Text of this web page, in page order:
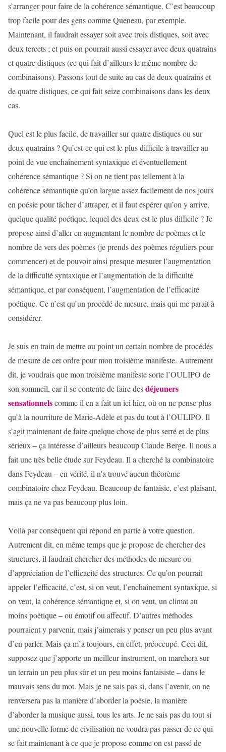
s’arranger pour faire de la cohérence sémantique. C’est beaucoup
trop facile pour des gens comme Queneau, par exemple.
Maintenant, il faudrait essayer soit avec trois distiques, soit avec
deux tercets ; et puis on pourrait aussi essayer avec deux quatrains
et quatre distiques (ce qui fait d’ailleurs le même nombre de
combinaisons). Passons tout de suite au cas de deux quatrains et
de quatre distiques, ce qui fait seize combinaisons dans les deux
cas.
Quel est le plus facile, de travailler sur quatre distiques ou sur
deux quatrains ? Qu’est-ce qui est le plus difficile à travailler au
point de vue enchaînement syntaxique et éventuellement
cohérence sémantique ? Si on ne tient pas tellement à la
cohérence sémantique qu’on largue assez facilement de nos jours
en poésie pour tâcher d’attraper, et il faut espérer qu’on y arrive,
quelque qualité poétique, lequel des deux est le plus difficile ? Je
propose ainsi d’aller en augmentant le nombre de poèmes et le
nombre de vers des poèmes (je prends des poèmes réguliers pour
commencer) et de pouvoir ainsi presque mesurer l’augmentation
de la difficulté syntaxique et l’augmentation de la difficulté
sémantique, et par conséquent, l’augmentation de l’efficacité
poétique. Ce n’est qu’un procédé de mesure, mais qui me parait à
considérer.
Je suis en train de mettre au point un certain nombre de procédés
de mesure de cet ordre pour mon troisième manifeste. Autrement
dit, je voudrais que mon troisième manifeste sorte l’OULIPO de
son sommeil, car il se contente de faire desdéjeuners
sensationnelscomme il en a fait un ici hier, où on ne pense plus
qu’à la nourriture de Marie-Adèle et pas du tout à l’OULIPO. Il
s’agit maintenant de faire quelque chose de plus serré et de plus
sérieux – ça intéresse d’ailleurs beaucoup Claude Berge. Il nous a
fait une très belle étude sur Feydeau. Il a cherché la combinatoire
dans Feydeau – en vérité, il n'a trouvé aucun théorème
combinatoire chez Feydeau. Beaucoup de fantaisie, c’est plaisant,
mais ça ne va pas beaucoup plus loin.
Voilà par conséquent qui répond en partie à votre question.
Autrement dit, en même temps que je propose de chercher des
structures, il faudrait chercher des méthodes de mesure ou
d’appréciation de l’efficacité des structures. Ce qu’on pourrait
appeler l’efficacité, c’est, si on veut, l’enchaînement syntaxique, si
on veut, la cohérence sémantique et, si on veut, un climat au
moins poétique – ou émotif ou affectif. D’autres méthodes
pourraient y parvenir, mais j’aimerais y penser un peu plus avant
d’en parler. Mais ça m’a toujours, en effet, préoccupé. Ceci dit,
supposez que j’apporte un meilleur instrument, on marchera sur
un terrain un peu plus sûr et un peu moins fantaisiste – dans le
mauvais sens du mot. Mais je ne sais pas si, dans l’avenir, on ne
renversera pas la manière d’aborder la poésie, la manière
d’aborder la musique aussi, tous les arts. Je ne sais pas du tout si
une nouvelle forme de civilisation ne voudra pas passer de ce qui
se fait maintenant à ce que je propose comme on est passé de